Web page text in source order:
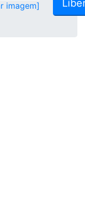
imagem]